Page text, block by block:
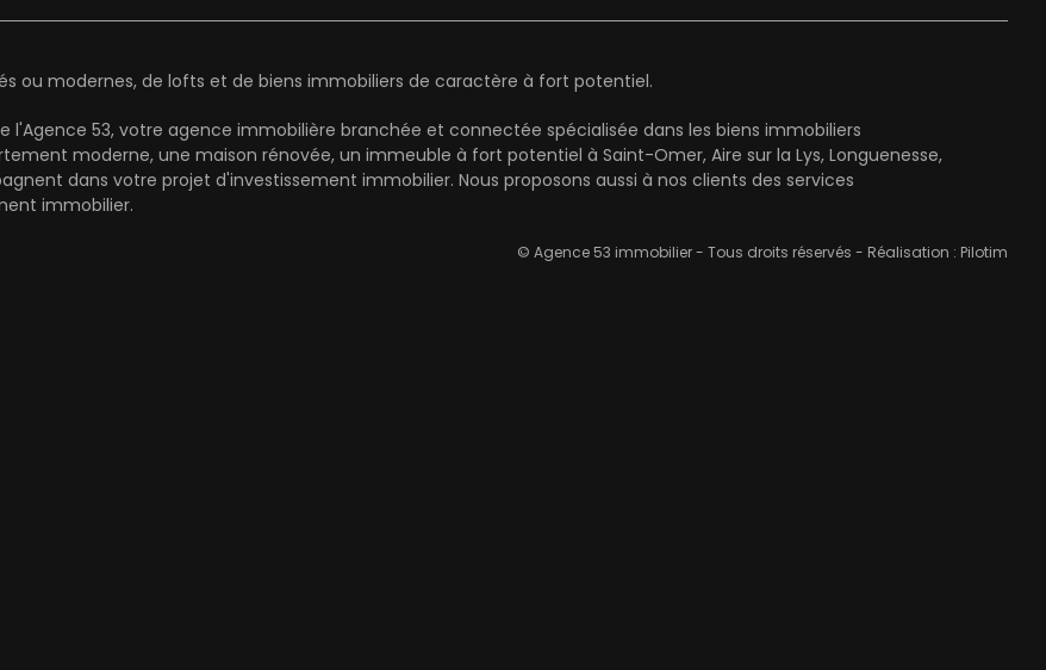
ou modernes, de lofts et de biens immobiliers de caractère à fort potentiel.
l'Agence 53, votre agence immobilière branchée et connectée spécialisée dans les biens immobiliers
moderne, une maison rénovée, un immeuble à fort potentiel à Saint-Omer, Aire sur la Lys, Longuenesse,
dans votre projet d'investissement immobilier. Nous proposons aussi à nos clients des services
immobilier.
© Agence 53 immobilier - Tous droits réservés - Réalisation : Pilotim